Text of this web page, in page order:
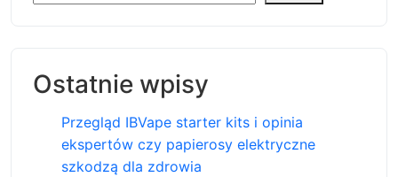
Ostatnie wpisy
Przegląd IBVape starter kits i opinia
ekspertów czy papierosy elektryczne
szkodzą dla zdrowia